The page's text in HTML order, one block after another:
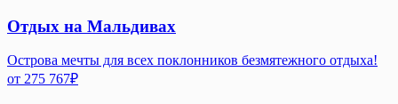
Отдых на Мальдивах
Острова мечты для всех поклонников безмятежного отдыха!
от 275 767₽